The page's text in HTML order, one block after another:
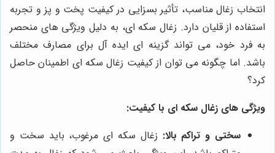
انتخاب زغال مناسب، تأثیر بسزایی در کیفیت پخت و پز و تجربه
استفاده از قلیان دارد. زغال سکه ای، به دلیل ویژگی های منحصر
به فرد خود، می تواند گزینه ای ایده آل برای مصارف مختلف
باشد. اما چگونه می توان از کیفیت زغال سکه ای اطمینان حاصل
کرد؟
ویژگی های زغال سکه ای با کیفیت:
سختی و تراکم بالا: زغال سکه ای مرغوب، باید سخت و